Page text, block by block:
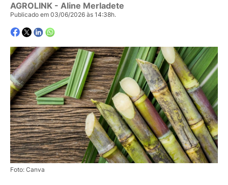
AGROLINK - Aline Merladete
Publicado em 03/06/2026 às 14:38h.
Foto: Canva